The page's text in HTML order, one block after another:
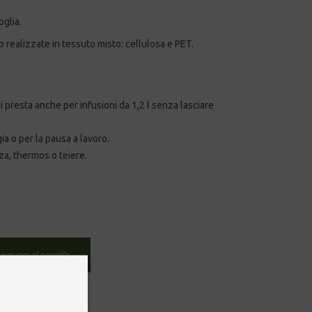
realizzate in tessuto misto: cellulosa e PET.
anche per infusioni da 1,2 l senza lasciare
o per la pausa a lavoro.
thermos o teiere.
al carrello